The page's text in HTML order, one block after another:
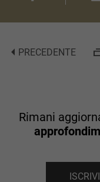
PRECEDENTE
Rimani